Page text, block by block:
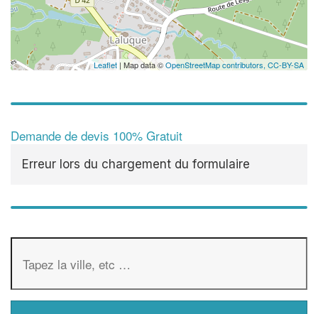
Leaflet | Map data ©OpenStreetMap contributors, CC-BY-SA
Demande de devis 100% Gratuit
Erreur lors du chargement du formulaire